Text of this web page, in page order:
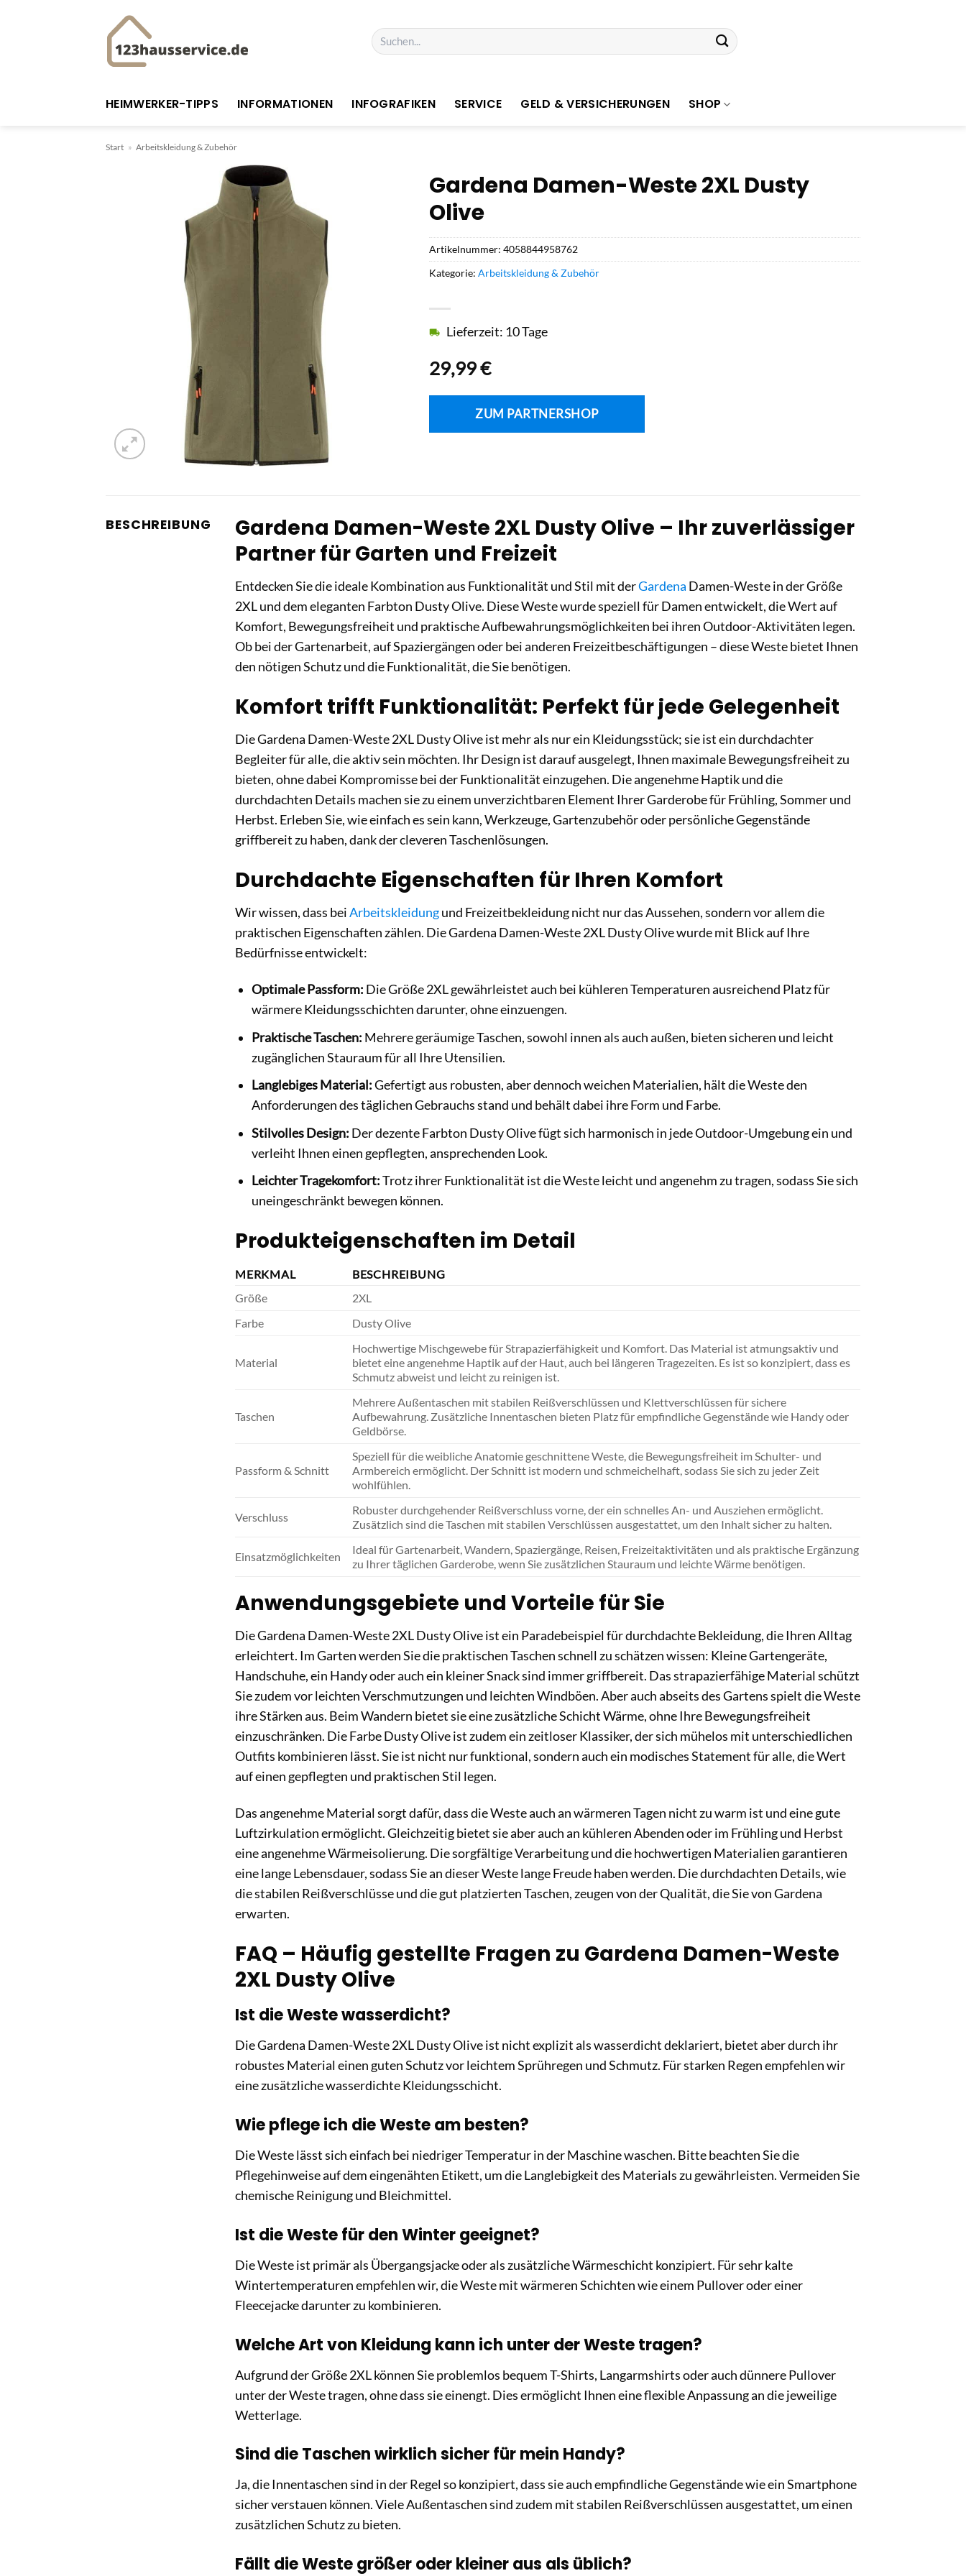
Suchen
nach:
HEIMWERKER-TIPPS INFORMATIONEN INFOGRAFIKEN SERVICE GELD & VERSICHERUNGEN SHOP
Start » Arbeitskleidung & Zubehör
Gardena Damen-Weste 2XL Dusty
Olive
29,99€
Lieferzeit: 10 Tage
ZUM PARTNERSHOP
Artikelnummer: 4058844958762
Kategorie: Arbeitskleidung & Zubehör
BESCHREIBUNG
Gardena Damen-Weste 2XL Dusty Olive – Ihr zuverlässiger
Partner für Garten und Freizeit
Entdecken Sie die ideale Kombination aus Funktionalität und Stil mit derGardena Damen-Weste in der Größe
2XL und dem eleganten Farbton Dusty Olive. Diese Weste wurde speziell für Damen entwickelt, die Wert auf
Komfort, Bewegungsfreiheit und praktische Aufbewahrungsmöglichkeiten bei ihren Outdoor-Aktivitäten legen.
Ob bei der Gartenarbeit, auf Spaziergängen oder bei anderen Freizeitbeschäftigungen – diese Weste bietet Ihnen
den nötigen Schutz und die Funktionalität, die Sie benötigen.
Komfort trifft Funktionalität: Perfekt für jede Gelegenheit
Die Gardena Damen-Weste 2XL Dusty Olive ist mehr als nur ein Kleidungsstück; sie ist ein durchdachter
Begleiter für alle, die aktiv sein möchten. Ihr Design ist darauf ausgelegt, Ihnen maximale Bewegungsfreiheit zu
bieten, ohne dabei Kompromisse bei der Funktionalität einzugehen. Die angenehme Haptik und die
durchdachten Details machen sie zu einem unverzichtbaren Element Ihrer Garderobe für Frühling, Sommer und
Herbst. Erleben Sie, wie einfach es sein kann, Werkzeuge, Gartenzubehör oder persönliche Gegenstände
griffbereit zu haben, dank der cleveren Taschenlösungen.
Durchdachte Eigenschaften für Ihren Komfort
Wir wissen, dass beiArbeitskleidungund Freizeitbekleidung nicht nur das Aussehen, sondern vor allem die
praktischen Eigenschaften zählen. Die Gardena Damen-Weste 2XL Dusty Olive wurde mit Blick auf Ihre
Bedürfnisse entwickelt:
Optimale Passform: Die Größe 2XL gewährleistet auch bei kühleren Temperaturen ausreichend Platz für
wärmere Kleidungsschichten darunter, ohne einzuengen.
Praktische Taschen: Mehrere geräumige Taschen, sowohl innen als auch außen, bieten sicheren und leicht
zugänglichen Stauraum für all Ihre Utensilien.
Langlebiges Material:Gefertigt aus robusten, aber dennoch weichen Materialien, hält die Weste den
Anforderungen des täglichen Gebrauchs stand und behält dabei ihre Form und Farbe.
Stilvolles Design: Der dezente Farbton Dusty Olive fügt sich harmonisch in jede Outdoor-Umgebung ein und
verleiht Ihnen einen gepflegten, ansprechenden Look.
Leichter Tragekomfort:Trotz ihrer Funktionalität ist die Weste leicht und angenehm zu tragen, sodass Sie sich
uneingeschränkt bewegen können.
Produkteigenschaften im Detail
MERKMAL
BESCHREIBUNG
Größe
2XL
Farbe
Dusty Olive
Material
Hochwertige Mischgewebe für Strapazierfähigkeit und Komfort. Das Material ist atmungsaktiv und
bietet eine angenehme Haptik auf der Haut, auch bei längeren Tragezeiten. Es ist so konzipiert, dass es
Schmutz abweist und leicht zu reinigen ist.
Taschen
Mehrere Außentaschen mit stabilen Reißverschlüssen und Klettverschlüssen für sichere
Aufbewahrung. Zusätzliche Innentaschen bieten Platz für empfindliche Gegenstände wie Handy oder
Geldbörse.
Passform & Schnitt
Speziell für die weibliche Anatomie geschnittene Weste, die Bewegungsfreiheit im Schulter- und
Armbereich ermöglicht. Der Schnitt ist modern und schmeichelhaft, sodass Sie sich zu jeder Zeit
wohlfühlen.
Verschluss
Robuster durchgehender Reißverschluss vorne, der ein schnelles An- und Ausziehen ermöglicht.
Zusätzlich sind die Taschen mit stabilen Verschlüssen ausgestattet, um den Inhalt sicher zu halten.
Einsatzmöglichkeiten
Ideal für Gartenarbeit, Wandern, Spaziergänge, Reisen, Freizeitaktivitäten und als praktische Ergänzung
zu Ihrer täglichen Garderobe, wenn Sie zusätzlichen Stauraum und leichte Wärme benötigen.
Anwendungsgebiete und Vorteile für Sie
Die Gardena Damen-Weste 2XL Dusty Olive ist ein Paradebeispiel für durchdachte Bekleidung, die Ihren Alltag
erleichtert. Im Garten werden Sie die praktischen Taschen schnell zu schätzen wissen: Kleine Gartengeräte,
Handschuhe, ein Handy oder auch ein kleiner Snack sind immer griffbereit. Das strapazierfähige Material schützt
Sie zudem vor leichten Verschmutzungen und leichten Windböen. Aber auch abseits des Gartens spielt die Weste
ihre Stärken aus. Beim Wandern bietet sie eine zusätzliche Schicht Wärme, ohne Ihre Bewegungsfreiheit
einzuschränken. Die Farbe Dusty Olive ist zudem ein zeitloser Klassiker, der sich mühelos mit unterschiedlichen
Outfits kombinieren lässt. Sie ist nicht nur funktional, sondern auch ein modisches Statement für alle, die Wert
auf einen gepflegten und praktischen Stil legen.
Das angenehme Material sorgt dafür, dass die Weste auch an wärmeren Tagen nicht zu warm ist und eine gute
Luftzirkulation ermöglicht. Gleichzeitig bietet sie aber auch an kühleren Abenden oder im Frühling und Herbst
eine angenehme Wärmeisolierung. Die sorgfältige Verarbeitung und die hochwertigen Materialien garantieren
eine lange Lebensdauer, sodass Sie an dieser Weste lange Freude haben werden. Die durchdachten Details, wie
die stabilen Reißverschlüsse und die gut platzierten Taschen, zeugen von der Qualität, die Sie von Gardena
erwarten.
FAQ – Häufig gestellte Fragen zu Gardena Damen-Weste
2XL Dusty Olive
Ist die Weste wasserdicht?
Die Gardena Damen-Weste 2XL Dusty Olive ist nicht explizit als wasserdicht deklariert, bietet aber durch ihr
robustes Material einen guten Schutz vor leichtem Sprühregen und Schmutz. Für starken Regen empfehlen wir
eine zusätzliche wasserdichte Kleidungsschicht.
Wie pflege ich die Weste am besten?
Die Weste lässt sich einfach bei niedriger Temperatur in der Maschine waschen. Bitte beachten Sie die
Pflegehinweise auf dem eingenähten Etikett, um die Langlebigkeit des Materials zu gewährleisten. Vermeiden Sie
chemische Reinigung und Bleichmittel.
Ist die Weste für den Winter geeignet?
Die Weste ist primär als Übergangsjacke oder als zusätzliche Wärmeschicht konzipiert. Für sehr kalte
Wintertemperaturen empfehlen wir, die Weste mit wärmeren Schichten wie einem Pullover oder einer
Fleecejacke darunter zu kombinieren.
Welche Art von Kleidung kann ich unter der Weste tragen?
Aufgrund der Größe 2XL können Sie problemlos bequem T-Shirts, Langarmshirts oder auch dünnere Pullover
unter der Weste tragen, ohne dass sie einengt. Dies ermöglicht Ihnen eine flexible Anpassung an die jeweilige
Wetterlage.
Sind die Taschen wirklich sicher für mein Handy?
Ja, die Innentaschen sind in der Regel so konzipiert, dass sie auch empfindliche Gegenstände wie ein Smartphone
sicher verstauen können. Viele Außentaschen sind zudem mit stabilen Reißverschlüssen ausgestattet, um einen
zusätzlichen Schutz zu bieten.
Fällt die Weste größer oder kleiner aus als üblich?